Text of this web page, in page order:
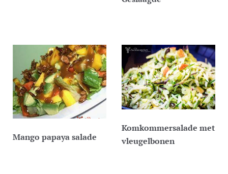
Mango papaya salade
Komkommersalade met
vleugelbonen